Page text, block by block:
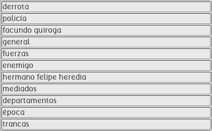
derrota
policía
facundo quiroga
general
fuerzas
enemigo
hermano felipe heredia
mediados
departamentos
época
trancas